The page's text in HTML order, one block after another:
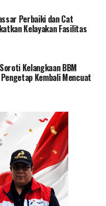
Perbaiki dan Cat
Kelayakan Fasilitas
Kelangkaan BBM
Kembali Mencuat